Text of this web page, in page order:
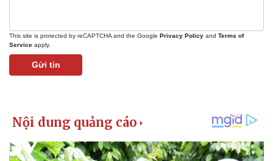
This site is protected by reCAPTCHA and the Google Privacy Policy and Terms of
Service apply.
Gửi tin